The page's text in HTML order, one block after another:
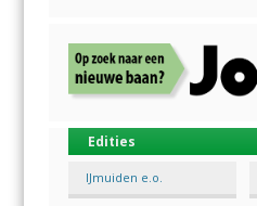
Edities
IJmuiden e.o.